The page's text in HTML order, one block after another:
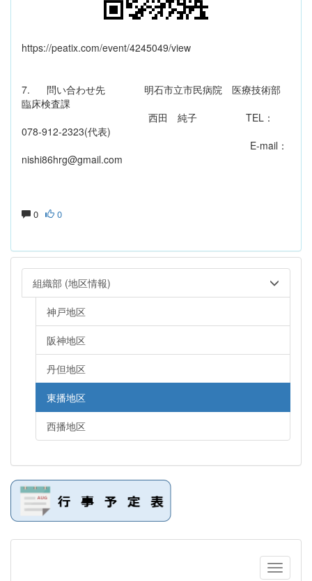
https://peatix.com/event/4245049/view
7. 問い合わせ先 明石市立市民病院 医療技術部
臨床検査課
西田 純子 TEL：
078-912-2323(代表)
E-mail：
nishi86hrg@gmail.com
0 0
組織部 (地区情報)
神戸地区
阪神地区
丹但地区
東播地区
西播地区